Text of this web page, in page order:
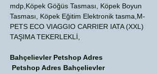
mdp,Köpek Göğüs Tasması, Köpek Boyun
Tasması, Köpek Eğitim Elektronik tasma,M-
PETS ECO VIAGGIO CARRIER IATA (XXL)
TAŞIMA TEKERLEKLİ,
Bahçelievler Petshop Adres
Petshop Adres Bahçelievler